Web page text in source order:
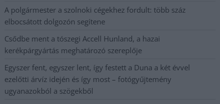
A polgármester a szolnoki cégekhez fordult: több száz
elbocsátott dolgozón segítene
Csődbe ment a tószegi Accell Hunland, a hazai
kerékpárgyártás meghatározó szereplője
Egyszer fent, egyszer lent, így festett a Duna a két évvel
ezelőtti árvíz idején és így most – fotógyűjtemény
ugyanazokból a szögekből